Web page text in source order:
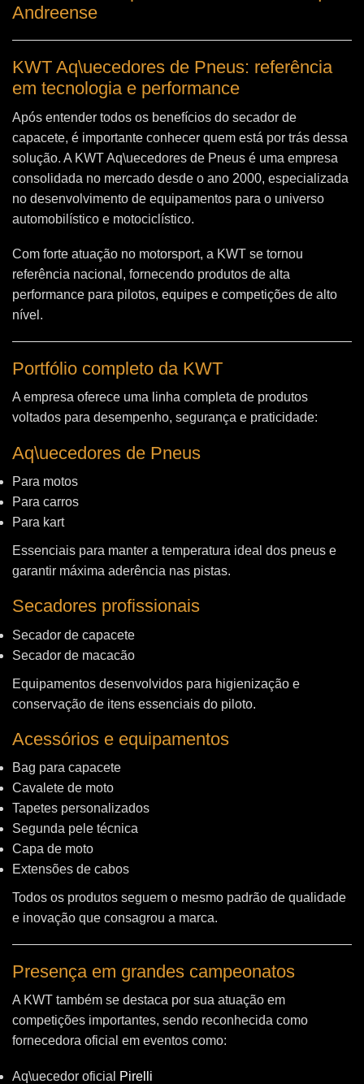
Andreense
KWT Aq\uecedores de Pneus: referência
em tecnologia e performance
Após entender todos os benefícios do secador de
capacete, é importante conhecer quem está por trás dessa
solução. A KWT Aq\uecedores de Pneus é uma empresa
consolidada no mercado desde o ano 2000, especializada
no desenvolvimento de equipamentos para o universo
automobilístico e motociclístico.
Com forte atuação no motorsport, a KWT se tornou
referência nacional, fornecendo produtos de alta
performance para pilotos, equipes e competições de alto
nível.
Portfólio completo da KWT
A empresa oferece uma linha completa de produtos
voltados para desempenho, segurança e praticidade:
Aq\uecedores de Pneus
Para motos
Para carros
Para kart
Essenciais para manter a temperatura ideal dos pneus e
garantir máxima aderência nas pistas.
Secadores profissionais
Secador de capacete
Secador de macacão
Equipamentos desenvolvidos para higienização e
conservação de itens essenciais do piloto.
Acessórios e equipamentos
Bag para capacete
Cavalete de moto
Tapetes personalizados
Segunda pele técnica
Capa de moto
Extensões de cabos
Todos os produtos seguem o mesmo padrão de qualidade
e inovação que consagrou a marca.
Presença em grandes campeonatos
A KWT também se destaca por sua atuação em
competições importantes, sendo reconhecida como
fornecedora oficial em eventos como:
Aq\uecedor oficial
Pirelli